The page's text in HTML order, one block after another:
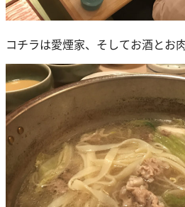
コチラは愛煙家、そしてお酒とお